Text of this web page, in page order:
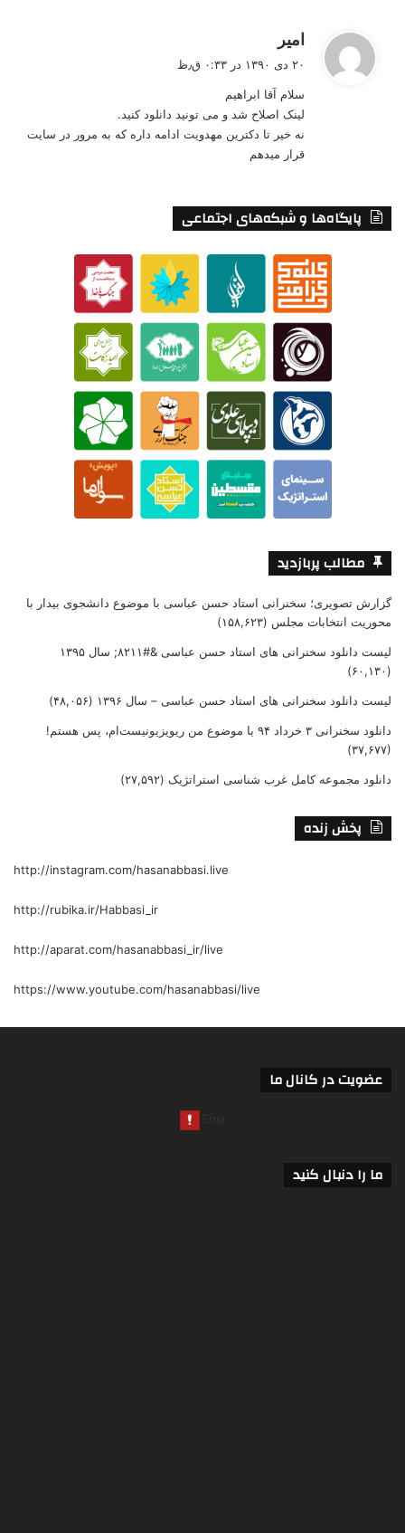
امیر
:
۲۰ دی ۱۳۹۰ در ۰:۳۳ ق٫ظ
سلام آقا ابراهیم
لینک اصلاح شد و می تونید دانلود کنید.
نه خیر تا دکترین مهدویت ادامه داره که به مرور در سایت
قرار میدهم
پایگاه‌ها و شبکه‌های اجتماعی
مطالب پربازدید
گزارش تصویری؛ سخنرانی استاد حسن عباسی با موضوع دانشجوی بیدار با
محوریت انتخابات مجلس (۱۵۸,۶۲۳)
لیست دانلود سخنرانی های استاد حسن عباسی &#۸۲۱۱; سال ۱۳۹۵
(۶۰,۱۳۰)
لیست دانلود سخنرانی های استاد حسن عباسی – سال ۱۳۹۶ (۴۸,۰۵۶)
دانلود سخنرانی ۳ خرداد ۹۴ با موضوع من ریویزیونیست‌ام، پس هستم!
(۳۷,۶۷۷)
دانلود مجموعه کامل غرب شناسی استراتژیک (۲۷,۵۹۲)
پخش زنده
http://instagram.com/hasanabbasi.live
http://rubika.ir/Habbasi_ir
http://aparat.com/hasanabbasi_ir/live
https://www.youtube.com/hasanabbasi/live
عضویت در کانال ما
ما را دنبال کنید